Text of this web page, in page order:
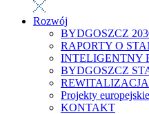
Rozwój
BYDGOSZCZ
RAPORTY O
INTELIGENTNY
BYDGOSZCZ
REWITALIZACJA
Projekty europejskie
KONTAKT